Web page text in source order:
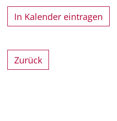
In Kalender eintragen
Zurück